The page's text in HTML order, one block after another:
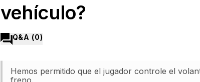
vehículo?
Q&A (0)
Hemos permitido que el jugador controle el
freno.